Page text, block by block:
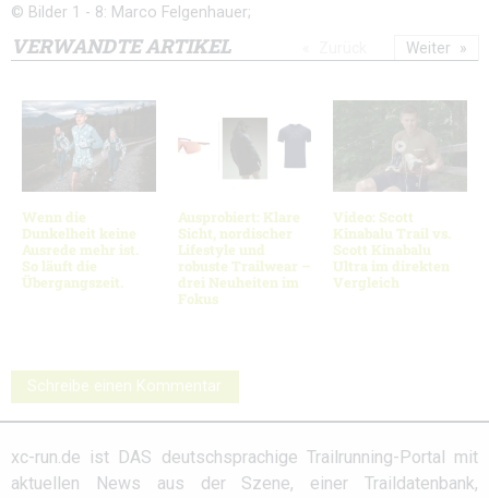
© Bilder 1 - 8: Marco Felgenhauer;
VERWANDTE ARTIKEL
Wenn die
Dunkelheit keine
Ausrede mehr ist.
So läuft die
Übergangszeit.
Ausprobiert: Klare
Sicht, nordischer
Lifestyle und
robuste Trailwear –
drei Neuheiten im
Fokus
Video: Scott
Kinabalu Trail vs.
Scott Kinabalu
Ultra im direkten
Vergleich
Weiter
Schreibe einen Kommentar
xc-run.de ist DAS deutschsprachige Trailrunning-Portal mit
aktuellen News aus der Szene, einer Traildatenbank,